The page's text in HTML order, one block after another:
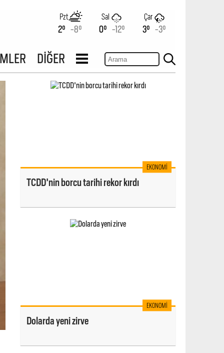
Pzt
2° -8°
Sal
0° -12°
Çar
3° -3°
DİĞER
EKONOMI
TCDD'nin borcu tarihi rekor kırdı
EKONOMI
Dolarda yeni zirve